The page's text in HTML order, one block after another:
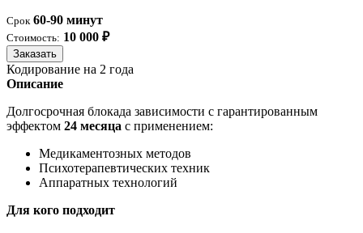
Срок 60-90 минут
Стоимость: 10 000 ₽
Заказать
Кодирование на 2 года
Описание
Долгосрочная блокада зависимости с гарантированным
эффектом 24 месяца с применением:
Медикаментозных методов
Психотерапевтических техник
Аппаратных технологий
Для кого подходит